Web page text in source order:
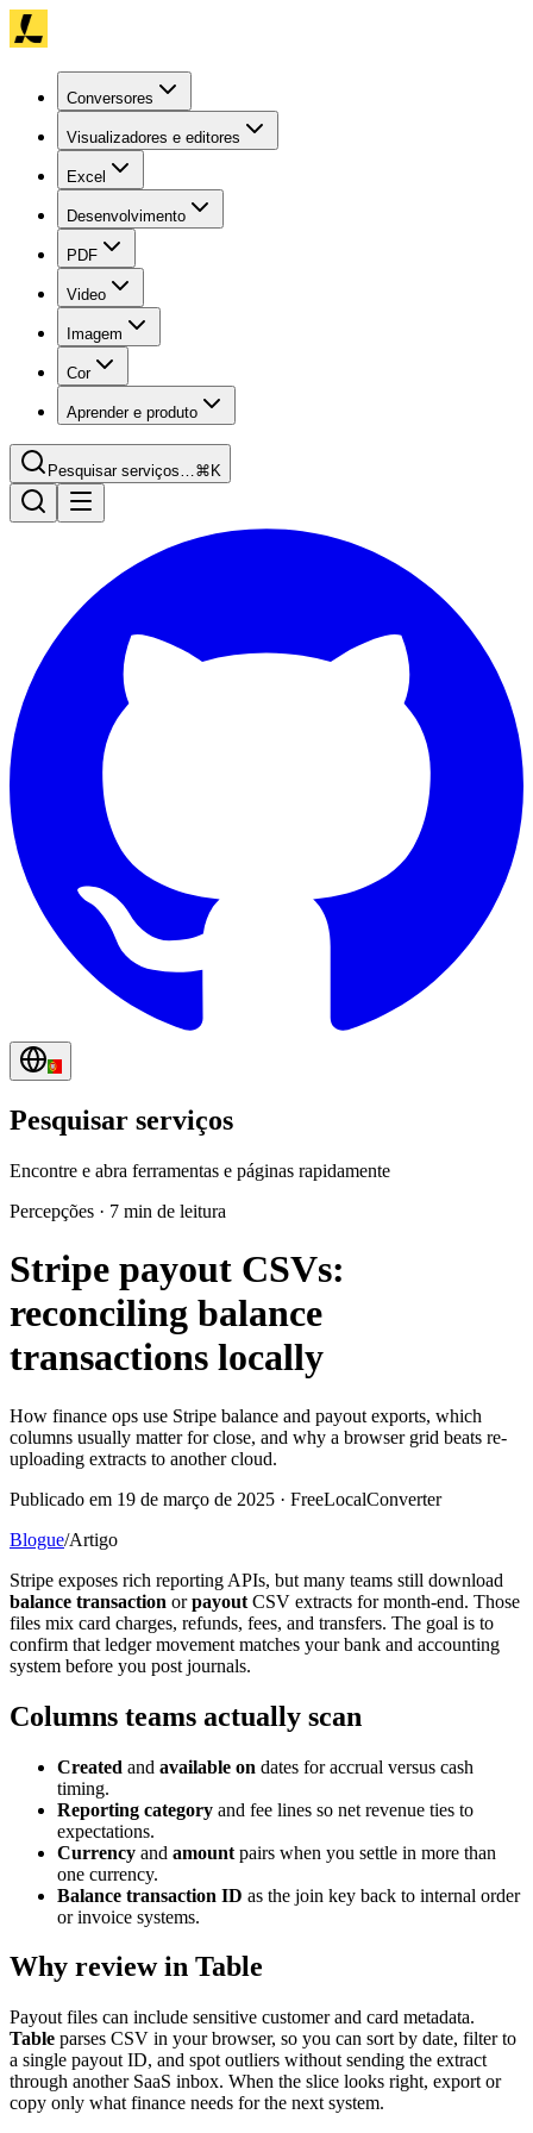
Conversores
Visualizadores e editores
Excel
Desenvolvimento
PDF
Video
Imagem
Cor
Aprender e produto
Pesquisar serviços…⌘K
Pesquisar serviços
Encontre e abra ferramentas e páginas rapidamente
Percepções · 7 min de leitura
Stripe payout CSVs:
reconciling balance
transactions locally
How finance ops use Stripe balance and payout exports, which
columns usually matter for close, and why a browser grid beats re-
uploading extracts to another cloud.
Publicado em 19 de março de 2025 · FreeLocalConverter
Blogue/Artigo
Stripe exposes rich reporting APIs, but many teams still download
balance transaction orpayout CSV extracts for month-end. Those
files mix card charges, refunds, fees, and transfers. The goal is to
confirm that ledger movement matches your bank and accounting
system before you post journals.
Columns teams actually scan
Created and available on dates for accrual versus cash
timing.
Reporting category and fee lines so net revenue ties to
expectations.
Currency and amount pairs when you settle in more than
one currency.
Balance transaction ID as the join key back to internal order
or invoice systems.
Why review in Table
Payout files can include sensitive customer and card metadata.
Table parses CSV in your browser, so you can sort by date, filter to
a single payout ID, and spot outliers without sending the extract
through another SaaS inbox. When the slice looks right, export or
copy only what finance needs for the next system.